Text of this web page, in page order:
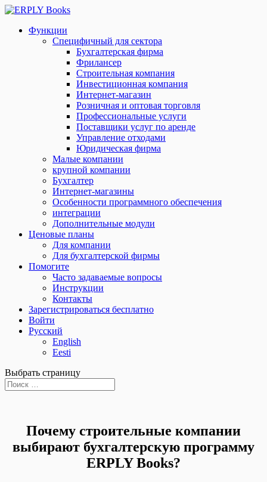
Функции
Специфичный для сектора
Бухгалтерская фирма
Фрилансер
Строительная компания
Инвестиционная компания
Интернет-магазин
Розничная и оптовая торговля
Профессиональные услуги
Поставщики услуг по аренде
Управление отходами
Юридическая фирма
Малые компании
крупной компании
Бухгалтер
Интернет-магазины
Особенности программного обеспечения
интеграции
Дополнительные модули
Ценовые планы
Для компании
Для бухгалтерской фирмы
Помогите
Часто задаваемые вопросы
Инструкции
Контакты
Зарегистрироваться бесплатно
Войти
Русский
English
Eesti
Выбрать страницу
Почему строительные компании
выбирают бухгалтерскую программу
ERPLY Books?